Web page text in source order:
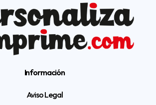
Información
Aviso Legal